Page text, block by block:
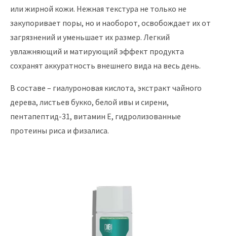
или жирной кожи. Нежная текстура не только не
закупоривает поры, но и наоборот, освобождает их от
загрязнений и уменьшает их размер. Легкий
увлажняющий и матирующий эффект продукта
сохранят аккуратность внешнего вида на весь день.
В составе – гиалуроновая кислота, экстракт чайного
дерева, листьев букко, белой ивы и сирени,
пентапептид-31, витамин Е, гидролизованные
протеины риса и физалиса.